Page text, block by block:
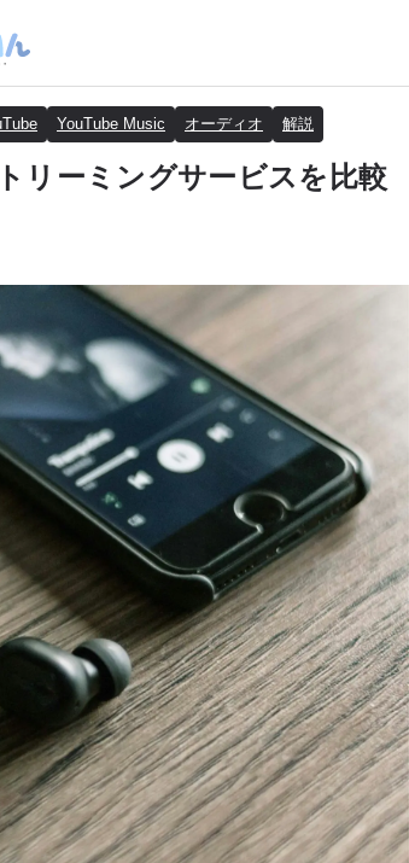
YouTube Music オーディオ 解説
リーミングサービスを比較